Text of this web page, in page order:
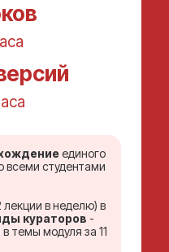
единого
всеми студентами
в неделю) в
кураторов -
темы модуля за 11